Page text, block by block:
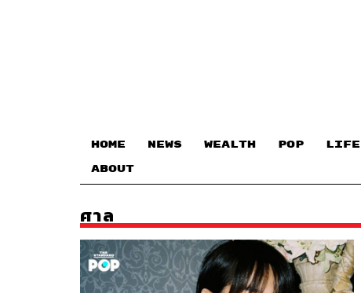
HOME NEWS WEALTH POP LIFE
ABOUT
ศาล